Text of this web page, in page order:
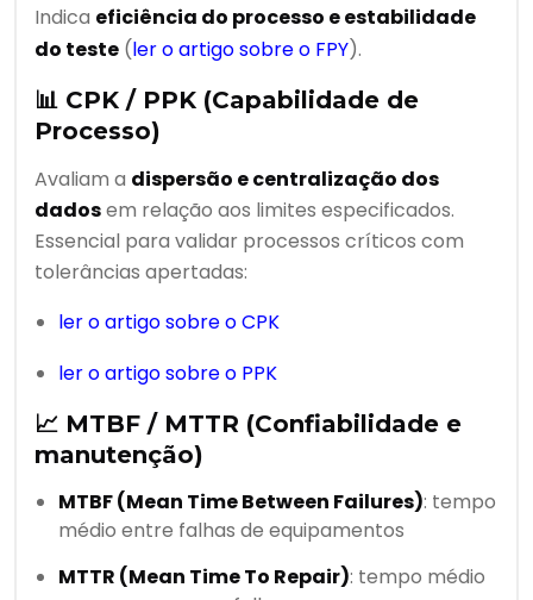
Indica eficiência do processo e estabilidade
do teste (ler o artigo sobre o FPY).
📊 CPK / PPK (Capabilidade de
Processo)
Avaliam a dispersão e centralização dos
dadosem relação aos limites especificados.
Essencial para validar processos críticos com
tolerâncias apertadas:
ler o artigo sobre o CPK
ler o artigo sobre o PPK
📈 MTBF / MTTR (Confiabilidade e
manutenção)
MTBF (Mean Time Between Failures): tempo
médio entre falhas de equipamentos
MTTR (Mean Time To Repair): tempo médio